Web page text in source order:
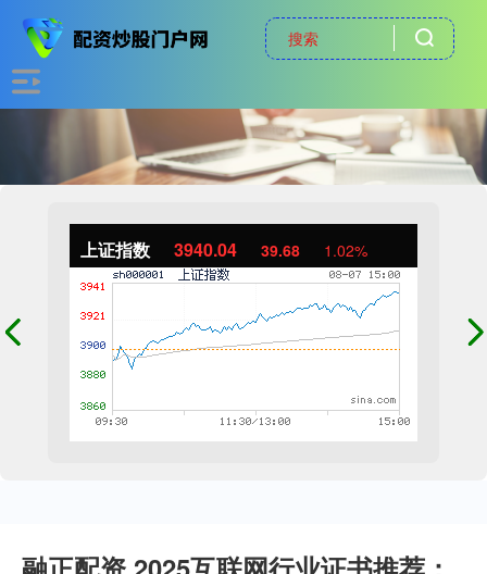
上证指数 3940.04 39.68 1.02%